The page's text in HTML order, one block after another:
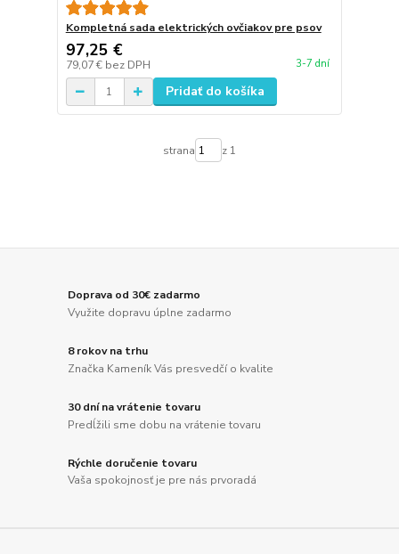
Kompletná sada elektrických ovčiakov pre psov
97,25 €
79,07 € bez DPH 3-7 dní
Pridať do košíka
strana z 1
Doprava od 30€ zadarmo
Využite dopravu úplne zadarmo
8 rokov na trhu
Značka Kameník Vás presvedčí o kvalite
30 dní na vrátenie tovaru
Predĺžili sme dobu na vrátenie tovaru
Rýchle doručenie tovaru
Vaša spokojnosť je pre nás prvoradá